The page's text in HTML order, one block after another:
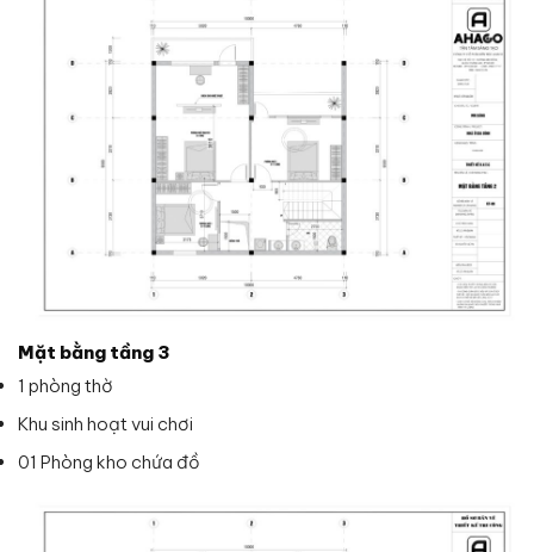
Mặt bằng tầng 3
1 phòng thờ
Khu sinh hoạt vui chơi
01 Phòng kho chứa đồ